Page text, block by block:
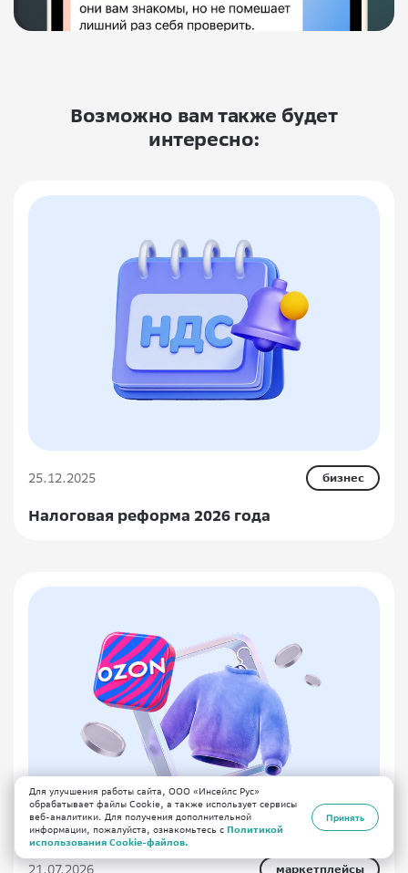
Возможно вам также будет
интересно:
25.12.2025 бизнес
Налоговая реформа 2026 года
маркетплейсы
Для улучшения работы сайта, ООО «Инсейлс Рус»
обрабатывает файлы Cookie, а также использует сервисы
веб-аналитики. Для получения дополнительной
информации, пожалуйста, ознакомьтесь с Политикой
использования Cookie-файлов.
Принять